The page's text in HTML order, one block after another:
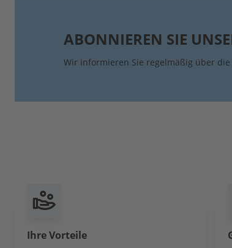
ABONNIEREN SIE
Wir informieren Sie regelmäßig über
Ihre Vorteile